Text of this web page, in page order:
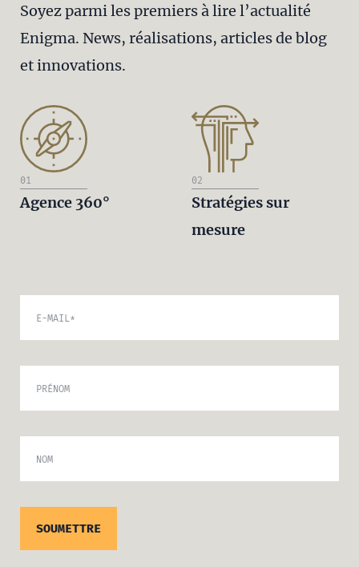
Soyez parmi les premiers à lire l’actualité
Enigma. News, réalisations, articles de blog
et innovations.
01
Agence 360°
02
Stratégies sur
mesure
E-MAIL*
PRÉNOM
NOM